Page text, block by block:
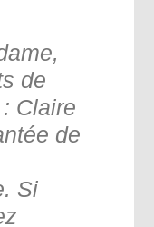
de
Claire
de
Si